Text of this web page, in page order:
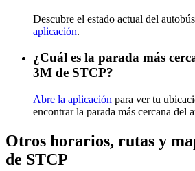
Descubre el estado actual del
aplicación.
¿Cuál es la parada más
3M de STCP?
Abre la aplicación para ver tu
encontrar la parada más cercana del
Otros horarios, rutas y
de STCP